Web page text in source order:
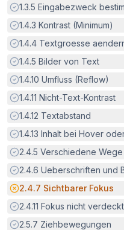
Erfüllt:
1.3.5 Eingabezweck
Erfüllt:
1.4.3 Kontrast (Minimum)
Erfüllt:
1.4.4 Textgroesse
Erfüllt:
1.4.5 Bilder von Text
Erfüllt:
1.4.10 Umfluss (Reflow)
Erfüllt:
1.4.11 Nicht-Text-Kontrast
Erfüllt:
1.4.12 Textabstand
Erfüllt:
1.4.13 Inhalt bei Hover
Erfüllt:
2.4.5 Verschiedene Wege
Erfüllt:
2.4.6 Ueberschriften und
Potenzielle Barriere:
2.4.7 Sichtbarer Fokus
Erfüllt:
2.4.11 Fokus nicht
Erfüllt:
2.5.7 Ziehbewegungen